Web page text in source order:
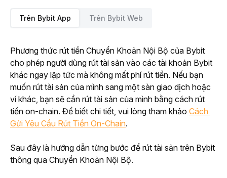
Trên Bybit App Trên Bybit Web
Phương thức rút tiền Chuyển Khoản Nội Bộ của Bybit
cho phép người dùng rút tài sản vào các tài khoản Bybit
khác ngay lập tức mà không mất phí rút tiền. Nếu bạn
muốn rút tài sản của mình sang một sàn giao dịch hoặc
ví khác, bạn sẽ cần rút tài sản của mình bằng cách rút
tiền on-chain. Để biết chi tiết, vui lòng tham khảo Cách
Gửi Yêu Cầu Rút Tiền On-Chain.
Sau đây là hướng dẫn từng bước để rút tài sản trên Bybit
thông qua Chuyển Khoản Nội Bộ.